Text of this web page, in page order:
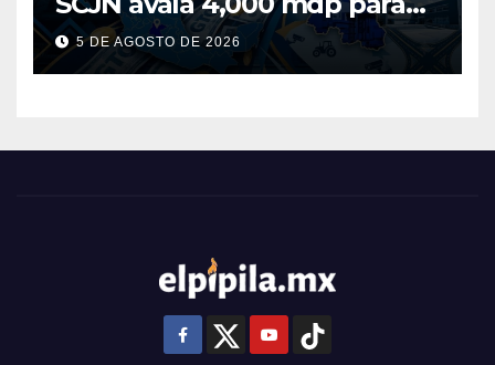
Guanajuato: ¿en qué se usará
este dinero?
5 DE AGOSTO DE 2026